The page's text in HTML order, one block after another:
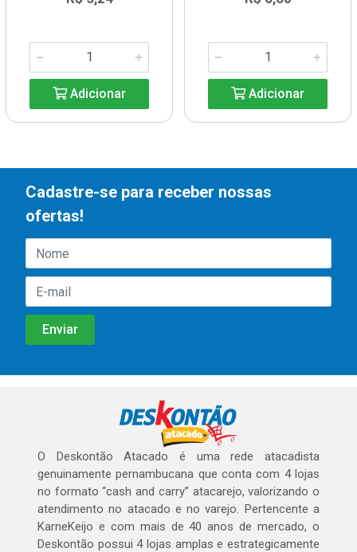
Adicionar Adicionar
Cadastre-se para receber nossas
ofertas!
O Deskontão Atacado é uma rede atacadista
genuinamente pernambucana que conta com 4 lojas
no formato “cash and carry” atacarejo, valorizando o
atendimento no atacado e no varejo. Pertencente a
KarneKeijo e com mais de 40 anos de mercado, o
Deskontão possui 4 lojas amplas e estrategicamente